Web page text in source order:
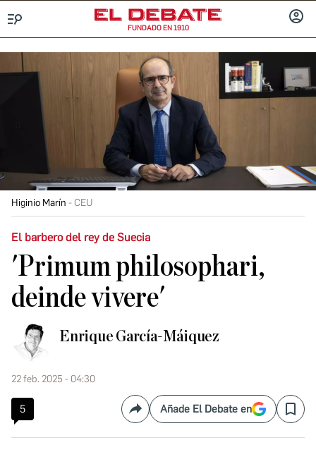
FUNDADO EN 1910
Higinio Marín CEU
El barbero del rey de Suecia
'Primum philosophari,
deinde vivere'
Enrique García-Máiquez
22 feb. 2025 - 04:30
5 CompartirAñade El Debate en Save